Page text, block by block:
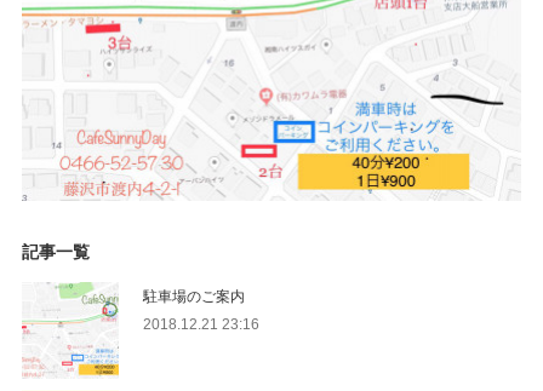
記事一覧
駐車場のご案内
2018.12.21 23:16